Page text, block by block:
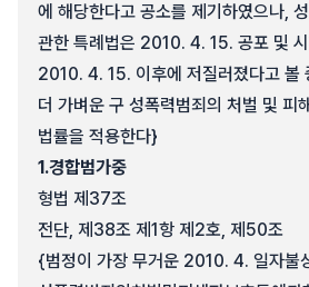
에 해당한다고 공소를 제기하였으나,
관한 특례법은 2010. 4. 15. 공포 및 시
2010. 4. 15. 이후에 저질러졌다고 볼
더 가벼운 구 성폭력범죄의 처벌 및 피
법률을 적용한다}
1.경합범가중
형법 제37조
전단, 제38조 제1항 제2호, 제50조
{범정이 가장 무거운 2010. 4. 일자불